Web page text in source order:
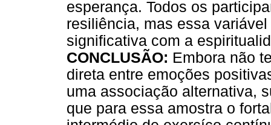
esperança. Todos os
resiliência, mas essa
significativa com a
CONCLUSÃO: Embora não
direta entre emoções
uma associação alternativa,
que para essa amostra o